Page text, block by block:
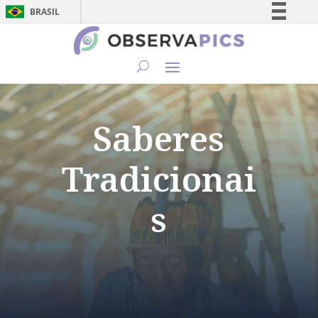
BRASIL
Simplifique!
Acesso à informação
Legislação
Canais
Saberes
Tradicionai
s